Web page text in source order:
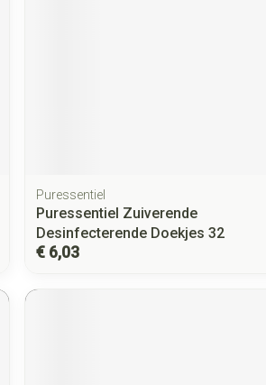
Puressentiel
Puressentiel Zuiverende
Desinfecterende Doekjes 32
€ 6,03